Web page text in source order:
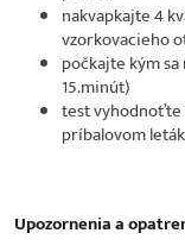
nakvapkajte 4
vzorkovacieho
počkajte kým
15.minút)
test vyhodnoťte
príbalovom
Upozornenia a